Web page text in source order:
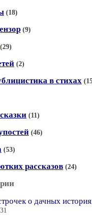
(18)
(9)
(29)
(2)
в стихах
(11)
(46)
(53)
рассказов (24)
о дачных